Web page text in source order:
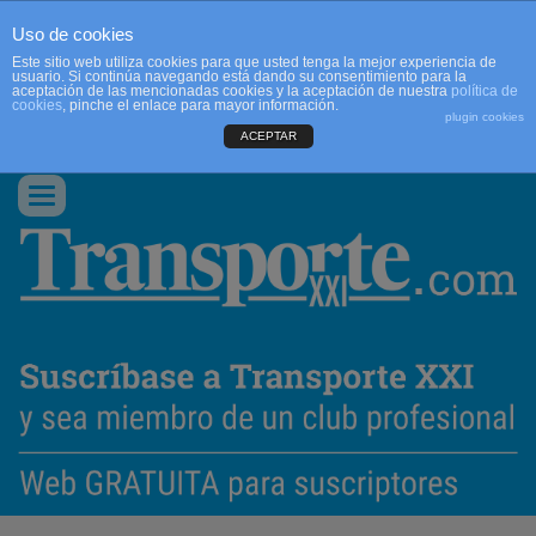
CONTACTO
Conmutar
navegación
Uso de cookies
Este sitio web utiliza cookies para que usted tenga la mejor experiencia de
usuario. Si continúa navegando está dando su consentimiento para la
aceptación de las mencionadas cookies y la aceptación de nuestra política de
cookies, pinche el enlace para mayor información.
plugin cookies
ACEPTAR